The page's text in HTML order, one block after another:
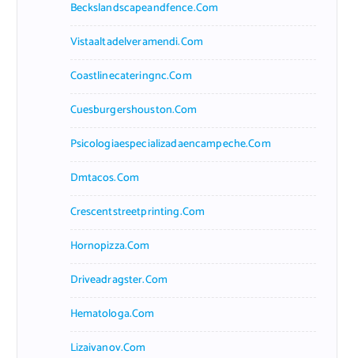
Beckslandscapeandfence.com
Vistaaltadelveramendi.com
Coastlinecateringnc.com
Cuesburgershouston.com
Psicologiaespecializadaencampeche.com
Dmtacos.com
Crescentstreetprinting.com
Hornopizza.com
Driveadragster.com
Hematologa.com
Lizaivanov.com